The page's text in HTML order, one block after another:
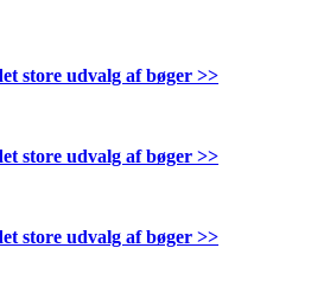
store udvalg af bøger >>
store udvalg af bøger >>
store udvalg af bøger >>